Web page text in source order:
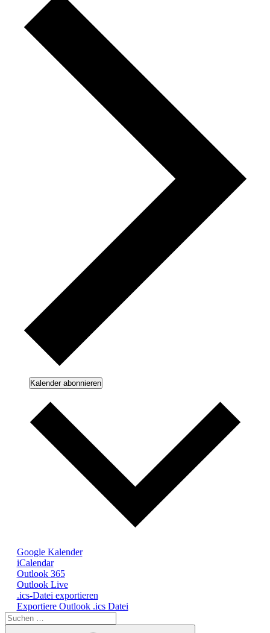
Kalender abonnieren
Google Kalender
iCalendar
Outlook 365
Outlook Live
.ics-Datei exportieren
Exportiere Outlook .ics Datei
Suche
nach: